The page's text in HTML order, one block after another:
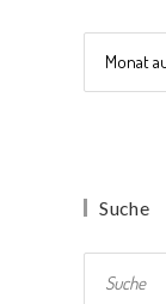
Suche